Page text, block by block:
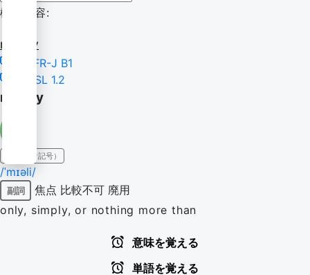
検索内容:
merely
CEFR-J B1
NGSL 1.2
merely
IPA（発音記号）
/ˈmɪəli/
副詞 焦点 比較不可 廃用
only, simply, or nothing more than
意味を覚える
単語を覚える